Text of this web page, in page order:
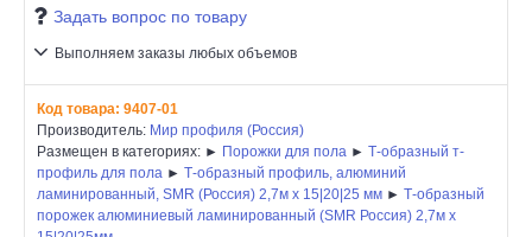
Задать вопрос по товару
Выполняем заказы любых объемов
Код товара: 9407-01
Производитель: Мир профиля (Россия)
Размещен в категориях: ► Порожки для пола ► Т-образный т-
профиль для пола ► Т-образный профиль, алюминий
ламинированный, SMR (Россия) 2,7м х 15|20|25 мм ► Т-образный
порожек алюминиевый ламинированный (SMR Россия) 2,7м х